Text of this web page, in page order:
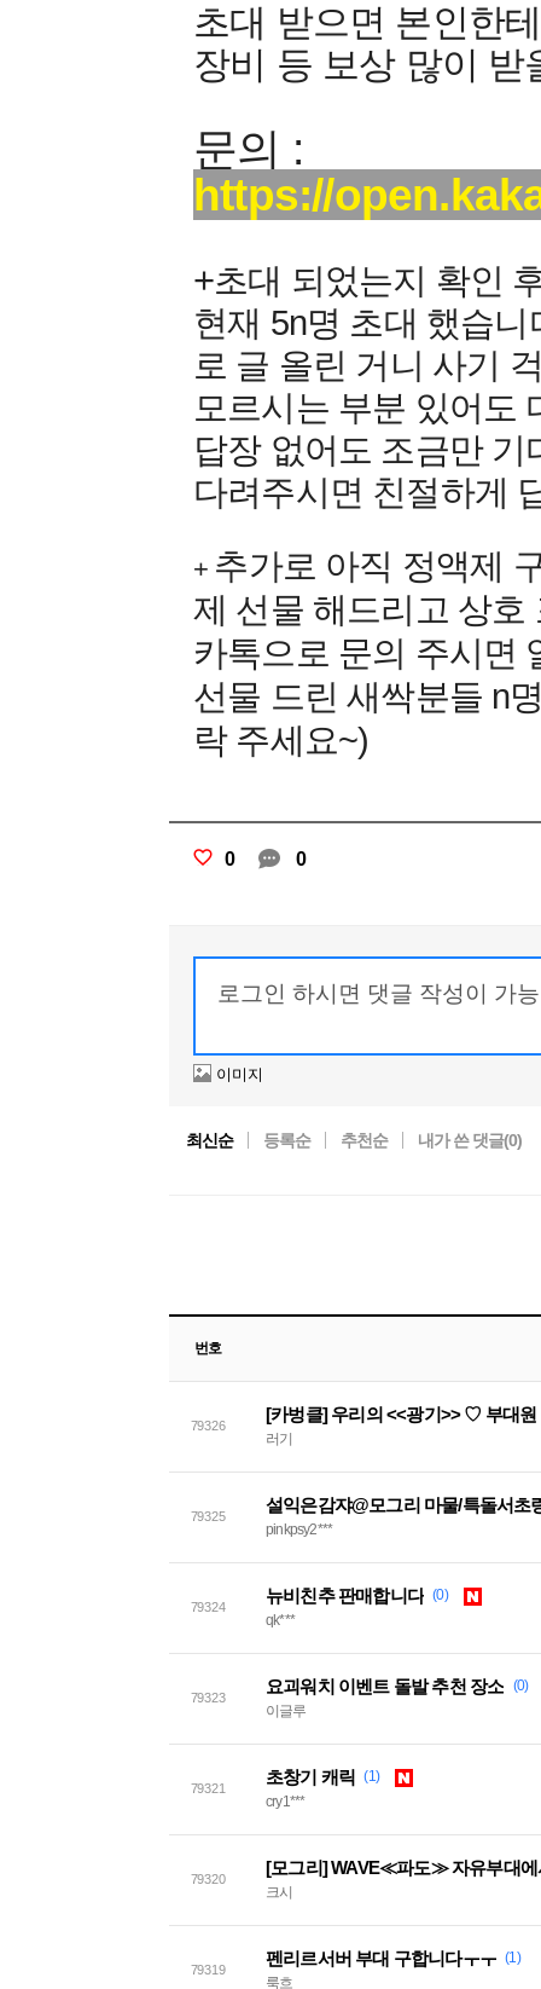
초대 받으면 본인한
장비 등 보상 많이
문의 :
https://
+초대 되었는지 확인
현재 5n명 초대 했습
로 글 올린 거니 사기
모르시는 부분 있어도
답장 없어도 조금만
다려주시면 친절하게
+ 추가로 아직 정액제
제 선물 해드리고 상호
카톡으로 문의 주시면
선물 드린 새싹분들 n
락 주세요~)
0 0
이미지
최신순 등록순 추천순 내가 쓴 댓글(0)
번호
79326
[카벙클] 우리의 <<광기>> ♡ 부대
러기
79325
설익은감쟈@모그리 마물/특돌서초
pinkpsy2***
79324
뉴비친추 판매합니다 (0)
qk***
79323
요괴워치 이벤트 돌발 추천 장소 (0)
이글루
79321
초창기 캐릭
(1)
cry1***
79320
[모그리] WAVE≪파도≫ 자유부대에
크시
79319
펜리르서버 부대 구합니다ㅜㅜ (1)
룩흐